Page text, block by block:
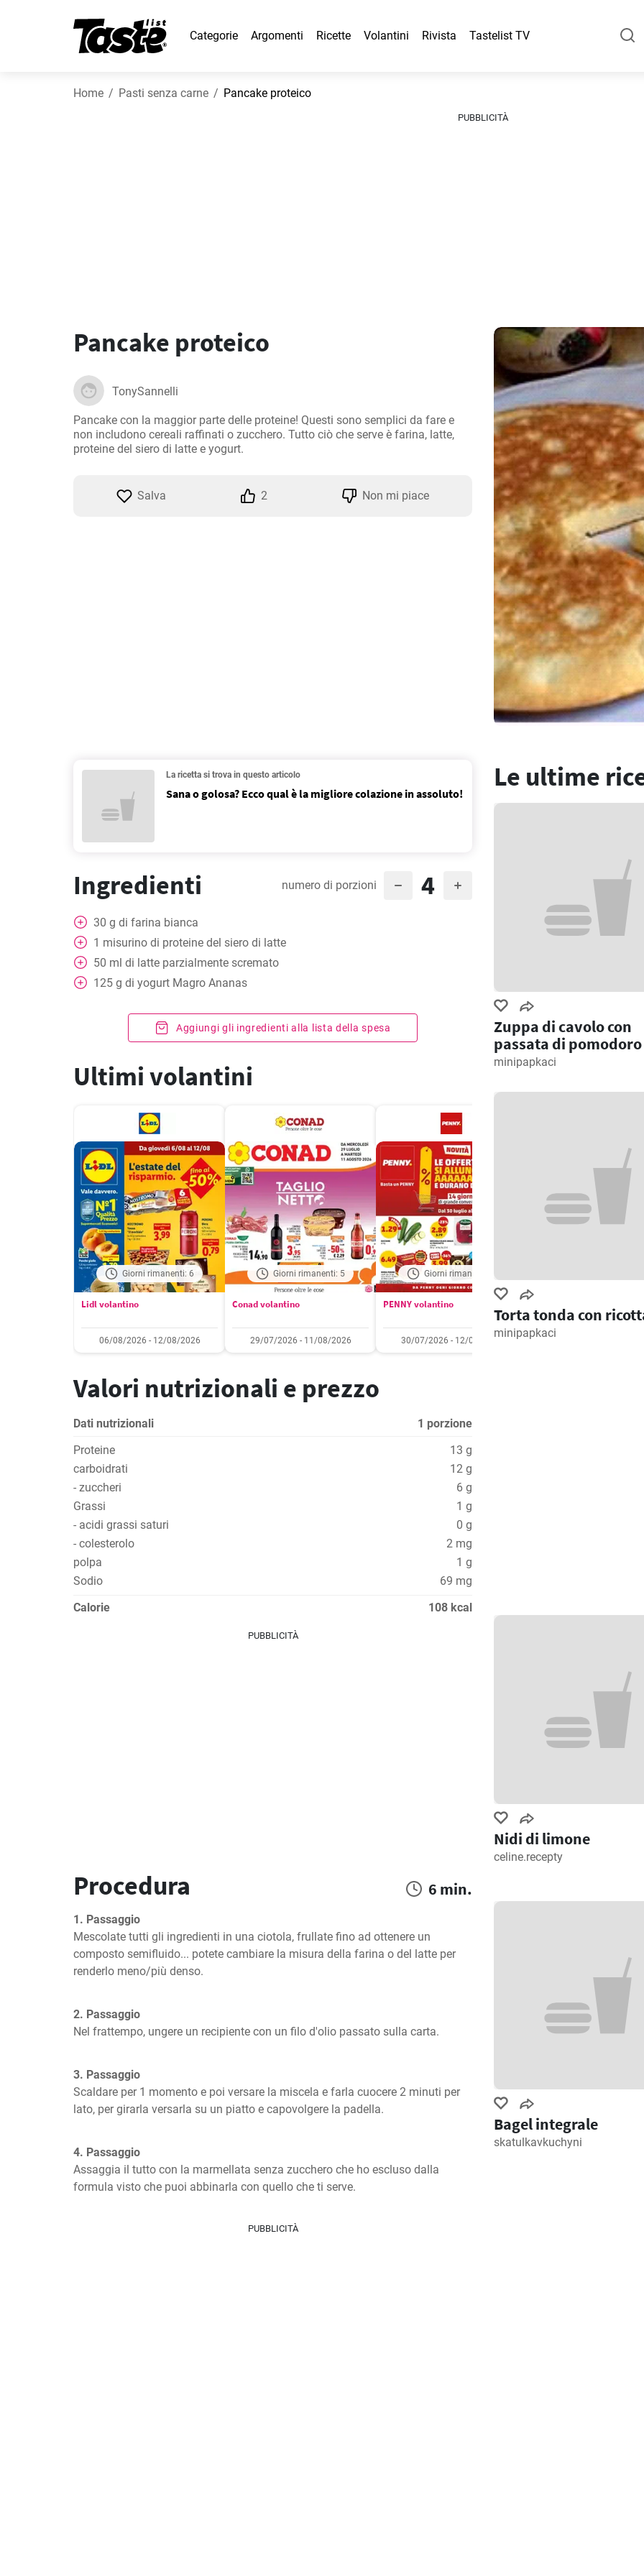
Categorie Argomenti Ricette Volantini Rivista Tastelist TV
Home Pasti senza carne Pancake proteico
PUBBLICITÀ
Pancake proteico
TonySannelli
Pancake con la maggior parte delle proteine! Questi sono semplici da fare e
non includono cereali raffinati o zucchero. Tutto ciò che serve è farina, latte,
proteine del siero di latte e yogurt.
Salva 2 Non mi piace
La ricetta si trova in questo articolo
Sana o golosa? Ecco qual è la migliore colazione in assoluto!
Ingredienti numero di porzioni 4
30 g di farina bianca
1 misurino di proteine del siero di latte
50 ml di latte parzialmente scremato
125 g di yogurt Magro Ananas
Aggiungi gli ingredienti alla lista della spesa
Ultimi volantini
Giorni rimanenti: 6
Lidl volantino
06/08/2026 - 12/08/2026
Giorni rimanenti: 5
Conad volantino
29/07/2026 - 11/08/2026
Giorni rimanenti: 6
PENNY volantino
30/07/2026 - 12/08/2026
Valori nutrizionali e prezzo
Dati nutrizionali
1 porzione
Proteine
13 g
carboidrati
12 g
- zuccheri
6 g
Grassi
1 g
- acidi grassi saturi
0 g
- colesterolo
2 mg
polpa
1 g
Sodio
69 mg
Calorie
108 kcal
PUBBLICITÀ
Procedura 6 min.
1. Passaggio
Mescolate tutti gli ingredienti in una ciotola, frullate fino ad ottenere un
composto semifluido... potete cambiare la misura della farina o del latte per
renderlo meno/più denso.
2. Passaggio
Nel frattempo, ungere un recipiente con un filo d'olio passato sulla carta.
3. Passaggio
Scaldare per 1 momento e poi versare la miscela e farla cuocere 2 minuti per
lato, per girarla versarla su un piatto e capovolgere la padella.
4. Passaggio
Assaggia il tutto con la marmellata senza zucchero che ho escluso dalla
formula visto che puoi abbinarla con quello che ti serve.
PUBBLICITÀ
Le ultime
Zuppa di cavolo con
passata di pomodoro
minipapkaci
Torta tonda con
minipapkaci
Nidi di limone
celine.recepty
Bagel integrale
skatulkavkuchyni